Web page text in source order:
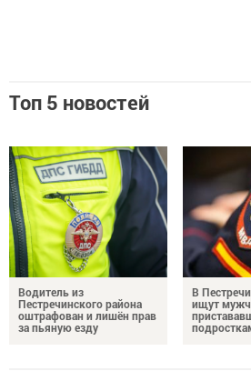
Топ 5 новостей
Водитель из
Пестречинского района
оштрафован и лишён прав
за пьяную езду
В
ищут